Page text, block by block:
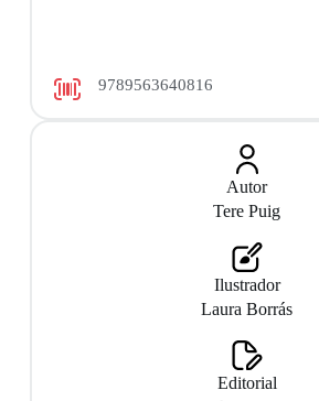
9789563640816
Autor
Tere Puig
Ilustrador
Laura Borrás
Editorial